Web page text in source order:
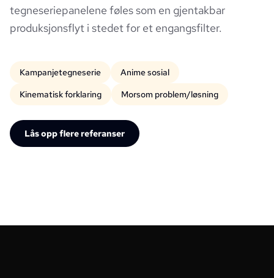
tegneseriepanelene føles som en gjentakbar
produksjonsflyt i stedet for et engangsfilter.
Kampanjetegneserie
Anime sosial
Kinematisk forklaring
Morsom problem/løsning
Lås opp flere referanser